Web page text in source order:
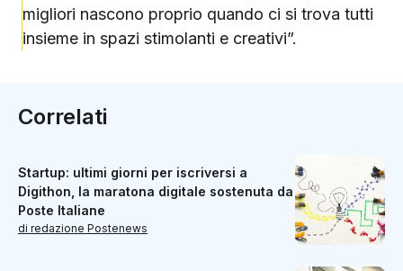
migliori nascono proprio quando ci si trova tutti
insieme in spazi stimolanti e creativi”.
Correlati
Startup: ultimi giorni per iscriversi a
Digithon, la maratona digitale sostenuta da
Poste Italiane
di redazione Postenews